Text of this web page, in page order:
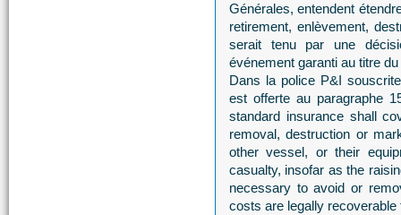
Générales, entendent
retirement, enlèvement,
serait tenu par une
événement garanti au titre
Dans la police P&I
est offerte au paragraphe
standard insurance shall
removal, destruction or
other vessel, or their
casualty, insofar as the
necessary to avoid or
costs are legally